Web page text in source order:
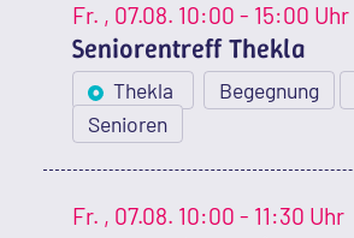
Fr. , 07.08. 10:00 - 15:00 Uhr
Seniorentreff Thekla
Thekla Begegnung
Senioren
Fr. , 07.08. 10:00 - 11:30 Uhr